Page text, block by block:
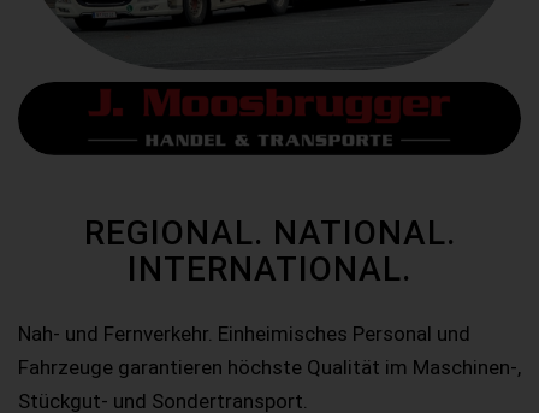
REGIONAL. NATIONAL.
INTERNATIONAL.
Nah- und Fernverkehr. Einheimisches Personal und
Fahrzeuge garantieren höchste Qualität im Maschinen-,
Stückgut- und Sondertransport.